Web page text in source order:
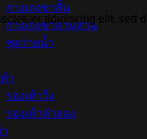
กางเกงขาสั้น
กางเกงขาสามส่วน
ชุดว่ายน้ำ
ท้า
รองเท้าวิ่ง
รองเท้าลำลอง
า
adipiscing elit, sed